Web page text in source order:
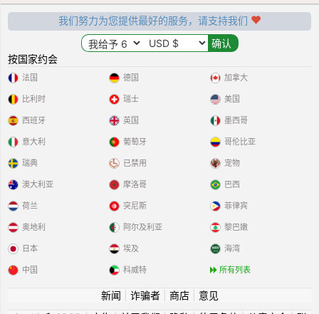
我们努力为您提供最好的服务，请支持我们
按国家约会
法国
比利时
西班牙
意大利
瑞典
德国
瑞士
英国
葡萄牙
已禁用
加拿大
美国
墨西哥
哥伦比亚
宠物
澳大利亚
荷兰
奥地利
日本
中国
摩洛哥
突尼斯
阿尔及利亚
埃及
科威特
巴西
菲律宾
黎巴嫩
海湾
所有列表
新闻 诈骗者| 商店| 意见